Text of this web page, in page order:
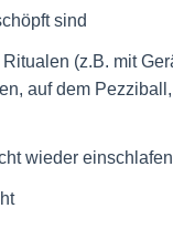
sind
(z.B. mit
auf dem
wieder